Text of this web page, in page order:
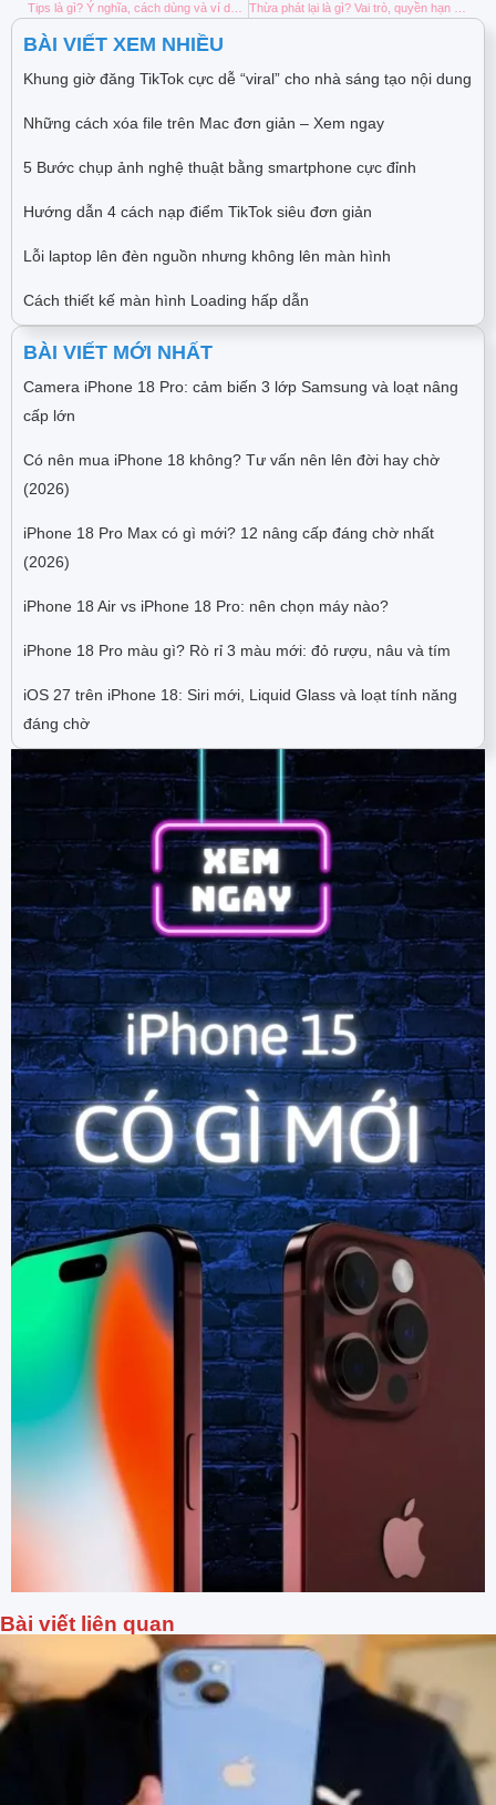
Tips là gì? Ý nghĩa, cách dùng và ví dụ trong tiếng Anh, đời sống Thừa phát lại là gì? Vai trò, quyền hạn và quy trình thực hiện
BÀI VIẾT XEM NHIỀU
Khung giờ đăng TikTok cực dễ “viral” cho nhà sáng tạo nội dung
Những cách xóa file trên Mac đơn giản – Xem ngay
5 Bước chụp ảnh nghệ thuật bằng smartphone cực đỉnh
Hướng dẫn 4 cách nạp điểm TikTok siêu đơn giản
Lỗi laptop lên đèn nguồn nhưng không lên màn hình
Cách thiết kế màn hình Loading hấp dẫn
BÀI VIẾT MỚI NHẤT
Camera iPhone 18 Pro: cảm biến 3 lớp Samsung và loạt nâng
cấp lớn
Có nên mua iPhone 18 không? Tư vấn nên lên đời hay chờ
(2026)
iPhone 18 Pro Max có gì mới? 12 nâng cấp đáng chờ nhất
(2026)
iPhone 18 Air vs iPhone 18 Pro: nên chọn máy nào?
iPhone 18 Pro màu gì? Rò rỉ 3 màu mới: đỏ rượu, nâu và tím
iOS 27 trên iPhone 18: Siri mới, Liquid Glass và loạt tính năng
đáng chờ
Bài viết liên quan